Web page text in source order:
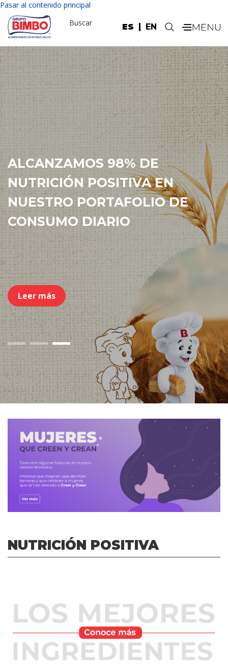
Pasar al contenido principal
ES EN
Buscar .
ALCANZAMOS 98% DE
NUTRICIÓN POSITIVA EN
NUESTRO PORTAFOLIO DE
CONSUMO DIARIO
Leer más
NUTRICIÓN POSITIVA